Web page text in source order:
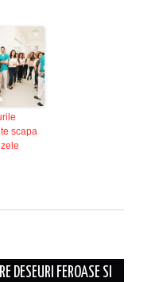
scapa
DESEURI FEROASE SI